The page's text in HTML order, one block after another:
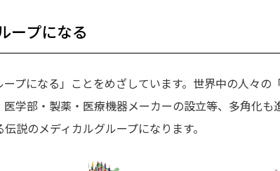
ープになる
プになる」ことをめざしています。世界中の人々の
学部・製薬・医療機器メーカーの設立等、多角化
説のメディカルグループになります。